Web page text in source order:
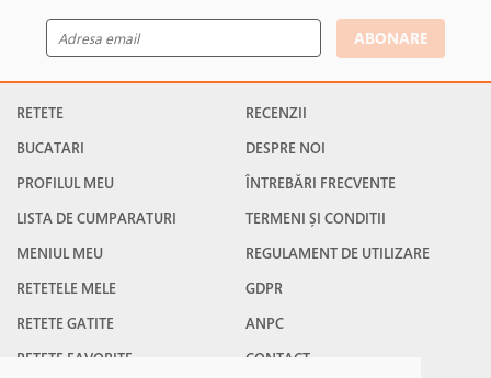
ABONARE
RETETE
BUCATARI
PROFILUL MEU
LISTA DE CUMPARATURI
MENIUL MEU
RETETELE MELE
RETETE GATITE
RETETE FAVORITE
RECENZII
DESPRE NOI
ÎNTREBĂRI FRECVENTE
TERMENI ȘI CONDITII
REGULAMENT DE UTILIZARE
GDPR
ANPC
CONTACT